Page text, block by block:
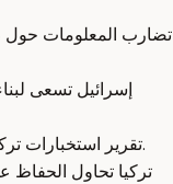
تضارب المعلومات حول
إسرائيل تسعى
تقرير استخبارات تركي يحذر من تهديد إسرائيلي لأمن تركيا القومي.
تركيا تحاول الحفاظ